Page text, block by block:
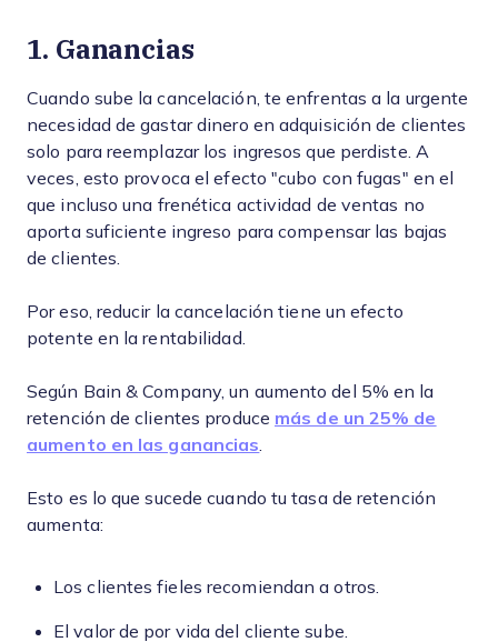
1. Ganancias
Cuando sube la cancelación, te enfrentas a la urgente
necesidad de gastar dinero en adquisición de clientes
solo para reemplazar los ingresos que perdiste. A
veces, esto provoca el efecto "cubo con fugas" en el
que incluso una frenética actividad de ventas no
aporta suficiente ingreso para compensar las bajas
de clientes.
Por eso, reducir la cancelación tiene un efecto
potente en la rentabilidad.
Según Bain & Company, un aumento del 5% en la
retención de clientes produce más de un 25% de
aumento en las ganancias
Esto es lo que sucede cuando tu tasa de retención
aumenta:
Los clientes fieles recomiendan a otros.
El valor de por vida del cliente sube.